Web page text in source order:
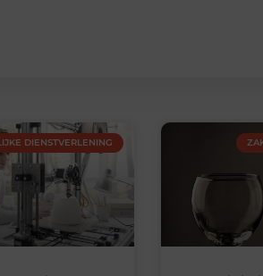
DIENSTVERLENING